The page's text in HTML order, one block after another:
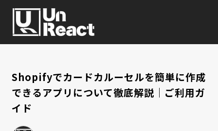
Shopifyでカードカルーセルを簡単に作成
できるアプリについて徹底解説｜ご利用ガ
イド